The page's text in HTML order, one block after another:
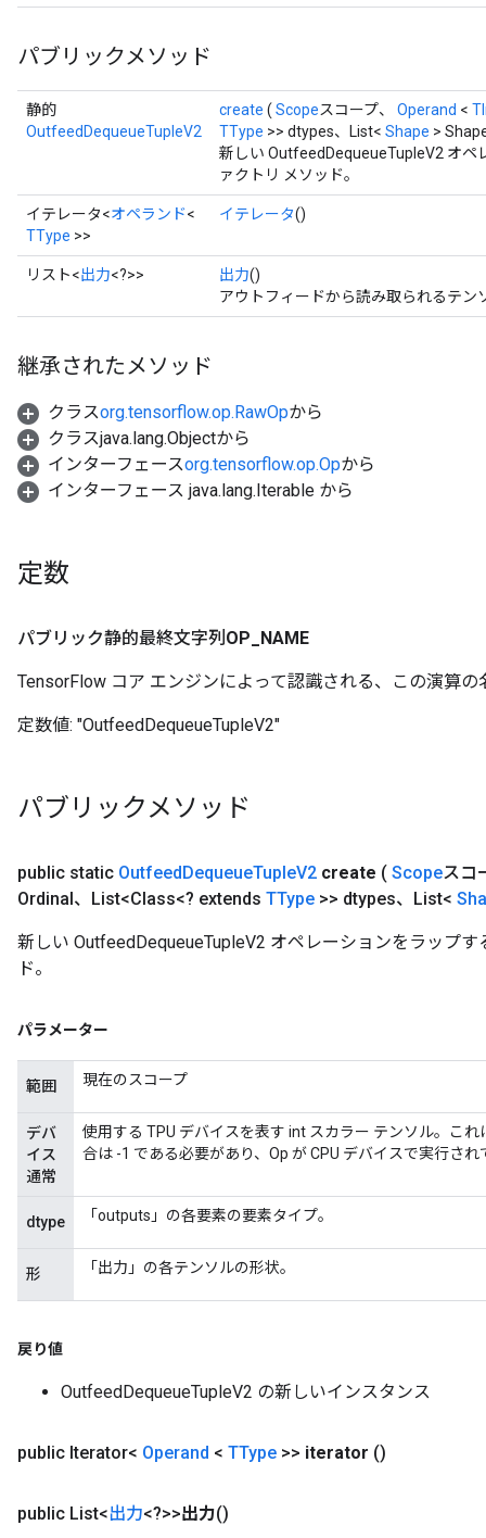
パブリックメソッド
静的
OutfeedDequeueTupleV2
create ( Scopeスコープ、 Operand <
TType >> dtypes、List< Shape >
新しい OutfeedDequeueTupleV2 オペ
ァクトリ メソッド。
イテレータ<オペランド<
TType >>
イテレータ()
リスト<出力<?>> 出力()
アウトフィードから読み取られるテン
継承されたメソッド
クラスorg.tensorflow.op.RawOpから
クラスjava.lang.Objectから
インターフェースorg.tensorflow.op.Opから
インターフェース java.lang.Iterable から
定数
パブリック静的最終文字列OP NAME
TensorFlow コア エンジンによって認識される、この演算の
定数値: "OutfeedDequeueTupleV2"
パブリックメソッド
public static OutfeedDequeueTupleV2 create ( Scopeスコ
Ordinal、List<Class<? extends TType >> dtypes、List<
新しい OutfeedDequeueTupleV2 オペレーションをラップ
ド。
パラメーター
範囲 現在のスコープ
デバ
イス
通常
使用する TPU デバイスを表す int スカラー テンソル。こ
合は -1 である必要があり、Op が CPU デバイスで実行さ
dtype 「outputs」の各要素の要素タイプ。
形 「出力」の各テンソルの形状。
戻り値
OutfeedDequeueTupleV2 の新しいインスタンス
public Iterator< Operand < TType >> iterator ()
public List<出力<?>>出力()